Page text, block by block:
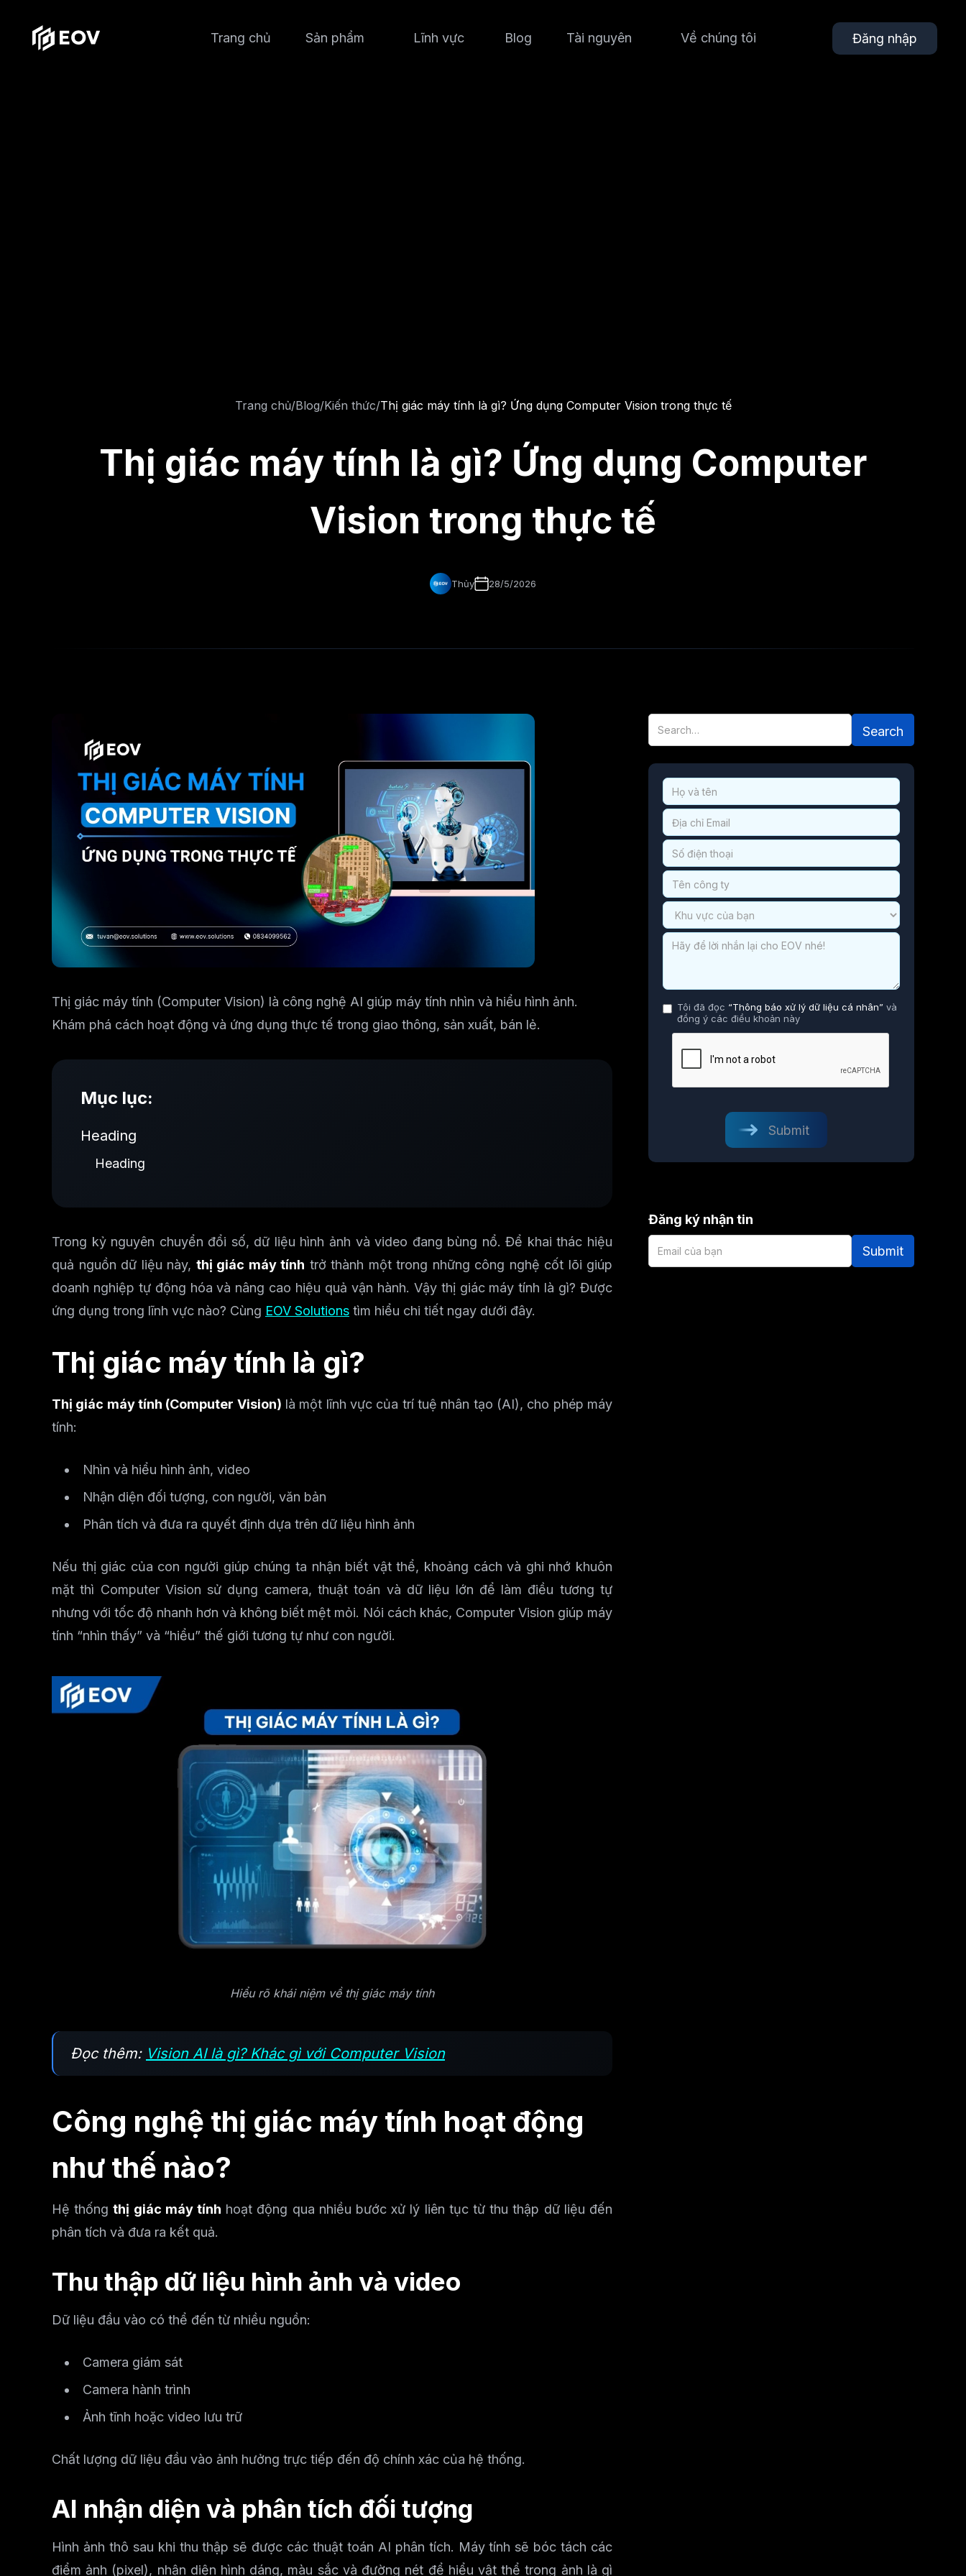
Trang chủ Sản phẩm Lĩnh vực Blog Tài nguyên Về chúng tôi Đăng nhập
Trang chủ/Blog/Kiến thức/Thị giác máy tính là gì? Ứng dụng Computer Vision trong thực tế
Thị giác máy tính là gì? Ứng dụng Computer
Vision trong thực tế
Thủy 28/5/2026
Thị giác máy tính (Computer Vision) là công nghệ AI giúp máy tính nhìn và hiểu hình ảnh.
Khám phá cách hoạt động và ứng dụng thực tế trong giao thông, sản xuất, bán lẻ.
Mục lục:
Heading
Heading
Trong kỷ nguyên chuyển đổi số, dữ liệu hình ảnh và video đang bùng nổ. Để khai thác hiệu
quả nguồn dữ liệu này, thị giác máy tính trở thành một trong những công nghệ cốt lõi giúp
doanh nghiệp tự động hóa và nâng cao hiệu quả vận hành. Vậy thị giác máy tính là gì? Được
ứng dụng trong lĩnh vực nào? Cùng EOV Solutions tìm hiểu chi tiết ngay dưới đây.
Thị giác máy tính là gì?
Thị giác máy tính (Computer Vision) là một lĩnh vực của trí tuệ nhân tạo (AI), cho phép máy
tính:
Nhìn và hiểu hình ảnh, video
Nhận diện đối tượng, con người, văn bản
Phân tích và đưa ra quyết định dựa trên dữ liệu hình ảnh
Nếu thị giác của con người giúp chúng ta nhận biết vật thể, khoảng cách và ghi nhớ khuôn
mặt thì Computer Vision sử dụng camera, thuật toán và dữ liệu lớn để làm điều tương tự
nhưng với tốc độ nhanh hơn và không biết mệt mỏi. Nói cách khác, Computer Vision giúp máy
tính “nhìn thấy” và “hiểu” thế giới tương tự như con người.
Hiểu rõ khái niệm về thị giác máy tính
Đọc thêm: Vision AI là gì? Khác gì với Computer Vision
Công nghệ thị giác máy tính hoạt động
như thế nào?
Hệ thốngthị giác máy tính hoạt động qua nhiều bước xử lý liên tục từ thu thập dữ liệu đến
phân tích và đưa ra kết quả.
Thu thập dữ liệu hình ảnh và video
Dữ liệu đầu vào có thể đến từ nhiều nguồn:
Camera giám sát
Camera hành trình
Ảnh tĩnh hoặc video lưu trữ
Chất lượng dữ liệu đầu vào ảnh hưởng trực tiếp đến độ chính xác của hệ thống.
AI nhận diện và phân tích đối tượng
Hình ảnh thô sau khi thu thập sẽ được các thuật toán AI phân tích. Máy tính sẽ bóc tách các
điểm ảnh (pixel), nhận diện hình dáng, màu sắc và đường nét để hiểu vật thể trong ảnh là gì
Tôi đã đọc “Thông báo xử lý dữ liệu cá nhân” và
đồng ý các điều khoản này
Đăng ký nhận tin